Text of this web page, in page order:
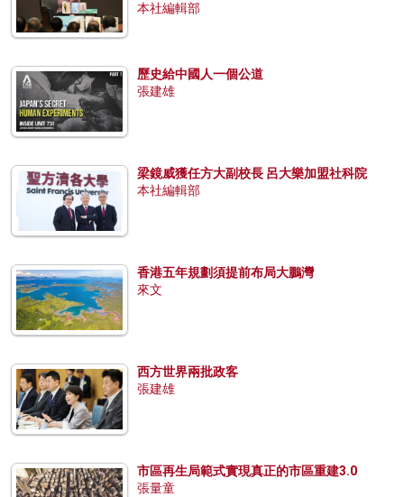
本社編輯部
歷史給中國人一個公道
張建雄
梁鏡威獲任方大副校長 呂大樂加盟社科院
本社編輯部
香港五年規劃須提前布局大鵬灣
來文
西方世界兩批政客
張建雄
市區再生局範式實現真正的市區重建3.0
張量童